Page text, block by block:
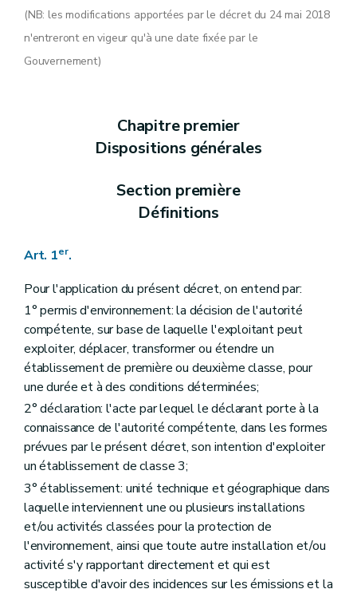
Art. 13
Art.13bis
Chapitre II
Art. 14
Section première
La demande
Art. 17
Section 2
Art. 25
Art. 26
Art. 27
Art. 28
Art. 29
Section 3 Avis
Art. 30
Art. 31
Art. 32
Art. 33
Art. 34
Section 4 Décision
Art. 35
Art. 36
Art. 37
Art. 38
Section 5 Procédure simplifiée
Art. 39
Chapitre IV Recours
Art. 40
Art. 41
(NB: les modifications apportées par le décret du 24 mai 2018
n'entreront en vigeur qu'à une date fixée par le
Gouvernement)
Chapitre premier
Dispositions générales
Section première
Définitions
Art. 1er.
Pour l'application du présent décret, on entend par:
1° permis d'environnement: la décision de l'autorité
compétente, sur base de laquelle l'exploitant peut
exploiter, déplacer, transformer ou étendre un
établissement de première ou deuxième classe, pour
une durée et à des conditions déterminées;
2° déclaration: l'acte par lequel le déclarant porte à la
connaissance de l'autorité compétente, dans les formes
prévues par le présent décret, son intention d'exploiter
un établissement de classe 3;
3° établissement: unité technique et géographique dans
laquelle interviennent une ou plusieurs installations
et/ou activités classées pour la protection de
l'environnement, ainsi que toute autre installation et/ou
activité s'y rapportant directement et qui est
susceptible d'avoir des incidences sur les émissions et la